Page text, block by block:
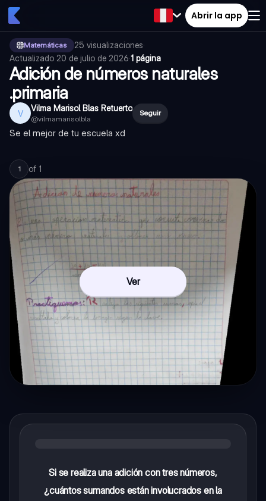
Abrir la app
Matemáticas 25 visualizaciones·
Actualizado 20 de julio de 2026·1 página
Adición de números naturales
.primaria
V Vilma Marisol Blas Retuerto
@vilmamarisolbla
Seguir
Se el mejor de tu escuela xd
1 of 1
Ver
Si se realiza una adición con tres números,
¿cuántos sumandos están involucrados en la